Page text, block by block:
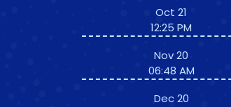
Oct 21
12:25 PM
Nov 20
06:48 AM
Dec 20